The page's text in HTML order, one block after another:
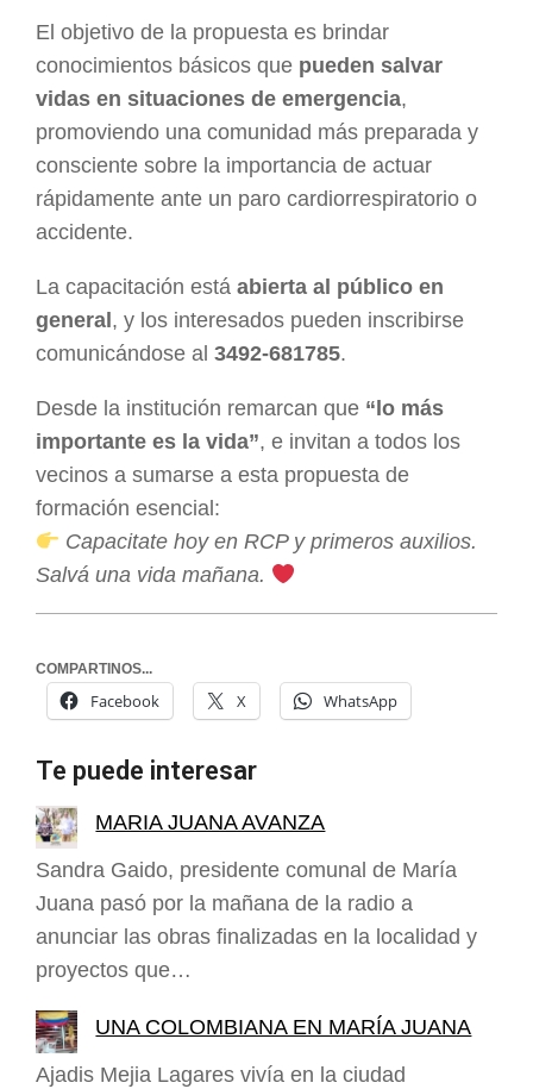
El objetivo de la propuesta es brindar
conocimientos básicos que pueden salvar
vidas en situaciones de emergencia,
promoviendo una comunidad más preparada y
consciente sobre la importancia de actuar
rápidamente ante un paro cardiorrespiratorio o
accidente.
La capacitación está abierta al público en
general , y los interesados pueden inscribirse
comunicándose al 3492-681785.
Desde la institución remarcan que “lo más
importante es la vida”, e invitan a todos los
vecinos a sumarse a esta propuesta de
formación esencial:
Capacitate hoy en RCP y primeros auxilios.
Salvá una vida mañana.
COMPARTINOS...
Facebook X WhatsApp
Te puede interesar
MARIA JUANA AVANZA
Sandra Gaido, presidente comunal de María
Juana pasó por la mañana de la radio a
anunciar las obras finalizadas en la localidad y
proyectos que…
UNA COLOMBIANA EN MARÍA JUANA
Ajadis Mejia Lagares vivía en la ciudad